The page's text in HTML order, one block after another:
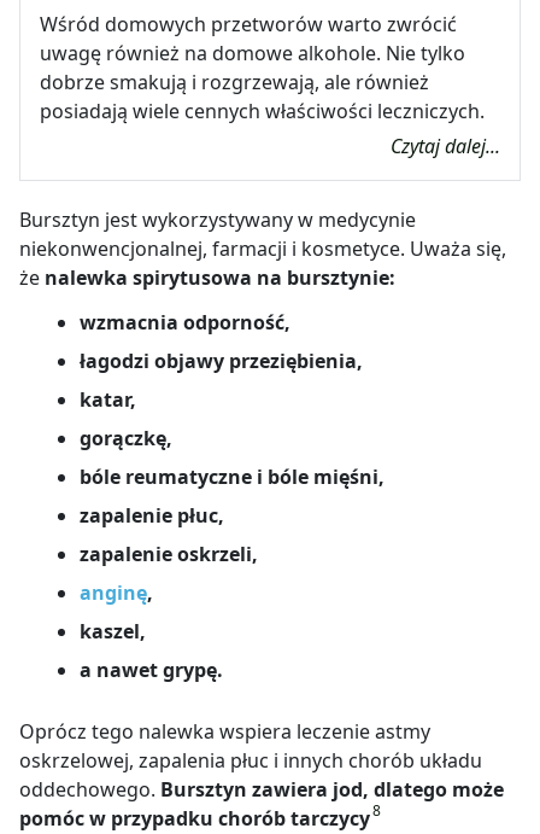
Wśród domowych przetworów warto zwrócić
uwagę również na domowe alkohole. Nie tylko
dobrze smakują i rozgrzewają, ale również
posiadają wiele cennych właściwości leczniczych.
Czytaj dalej...
Bursztyn jest wykorzystywany w medycynie
niekonwencjonalnej, farmacji i kosmetyce. Uważa się,
że nalewka spirytusowa na bursztynie:
wzmacnia odporność,
łagodzi objawy przeziębienia,
katar,
gorączkę,
bóle reumatyczne i bóle mięśni,
zapalenie płuc,
zapalenie oskrzeli,
anginę,
kaszel,
a nawet grypę.
Oprócz tego nalewka wspiera leczenie astmy
oskrzelowej, zapalenia płuc i innych chorób układu
oddechowego. Bursztyn zawiera jod, dlatego może
pomóc w przypadku chorób tarczycy8